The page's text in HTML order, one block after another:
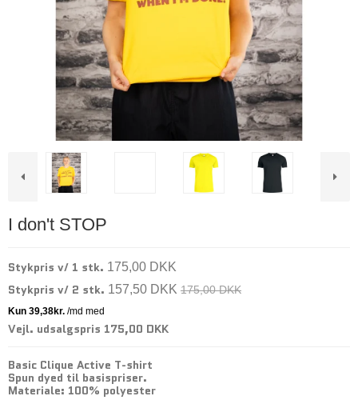
I don't STOP
Stykpris v/ 1 stk. 175,00 DKK
Stykpris v/ 2 stk. 157,50 DKK 175,00 DKK
Vejl. udsalgspris 175,00 DKK
Basic Clique Active T-shirt
Spun dyed til basispriser.
Materiale: 100% polyester